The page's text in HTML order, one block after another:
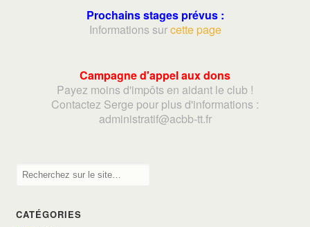
Prochains stages prévus :
Informations surcette page
Campagne d'appel aux dons
Payez moins d'impôts en aidant le club !
Contactez Serge pour plus d'informations :
administratif@acbb-tt.fr
CATÉGORIES